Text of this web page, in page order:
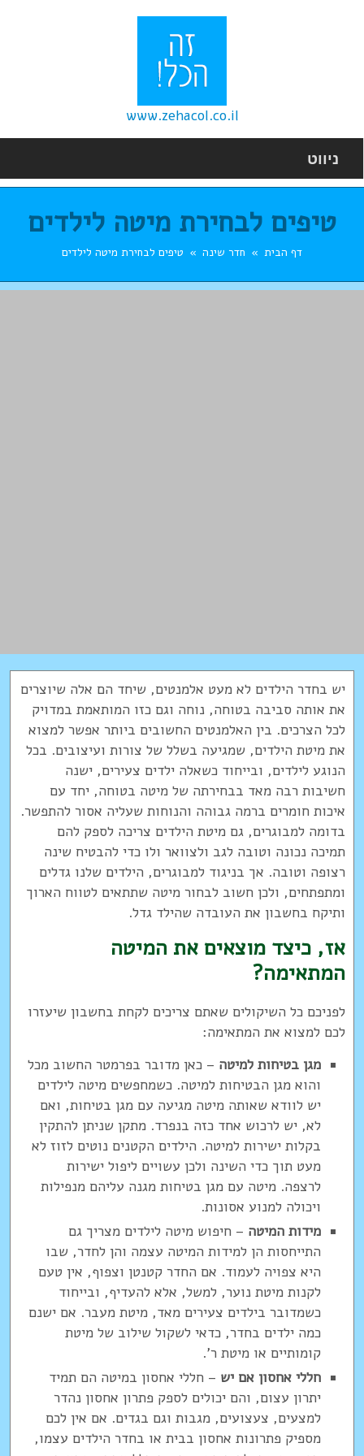
www.zehacol.co.il
ניווט
טיפים לבחירת מיטה לילדים
דף הבית חדר שינה טיפים לבחירת מיטה לילדים
יש בחדר הילדים לא מעט אלמנטים, שיחד הם אלה שיוצרים
את אותה סביבה בטוחה, נוחה וגם כזו המותאמת במדויק
לכל הצרכים. בין האלמנטים החשובים ביותר אפשר למצוא
את מיטת הילדים, שמגיעה בשלל של צורות ועיצובים. בכל
הנוגע לילדים, ובייחוד כשאלה ילדים צעירים, ישנה
חשיבות רבה מאד בבחירתה של מיטה בטוחה, יחד עם
איכות חומרים ברמה גבוהה והנוחות שעליה אסור להתפשר.
בדומה למבוגרים, גם מיטת הילדים צריכה לספק להם
תמיכה נכונה וטובה לגב ולצוואר ולו כדי להבטיח שינה
רצופה וטובה. אך בניגוד למבוגרים, הילדים שלנו גדלים
ומתפתחים, ולכן חשוב לבחור מיטה שתתאים לטווח הארוך
ותיקח בחשבון את העובדה שהילד גדל.
אז, כיצד מוצאים את המיטה
המתאימה?
לפניכם כל השיקולים שאתם צריכים לקחת בחשבון שיעזרו
לכם למצוא את המתאימה:
מגן בטיחות למיטה – כאן מדובר בפרמטר החשוב מכל
והוא מגן הבטיחות למיטה. כשמחפשים מיטה לילדים
יש לוודא שאותה מיטה מגיעה עם מגן בטיחות, ואם
לא, יש לרכוש אחד כזה בנפרד. מתקן שניתן להתקין
בקלות ישירות למיטה. הילדים הקטנים נוטים לזוז לא
מעט תוך כדי השינה ולכן עשויים ליפול ישירות
לרצפה. מיטה עם מגן בטיחות מגנה עליהם מנפילות
ויכולה למנוע אסונות.
מידות המיטה– חיפוש מיטה לילדים מצריך גם
התייחסות הן למידות המיטה עצמה והן לחדר, שבו
היא צפויה לעמוד. אם החדר קטנטן וצפוף, אין טעם
לקנות מיטת נוער, למשל, אלא להעדיף, ובייחוד
כשמדובר בילדים צעירים מאד, מיטת מעבר. אם ישנם
כמה ילדים בחדר, כדאי לשקול שילוב של מיטת
קומותיים או מיטת ר'.
חללי אחסון אם יש – חללי אחסון במיטה הם תמיד
יתרון עצום, והם יכולים לספק פתרון אחסון נהדר
למצעים, צעצועים, מגבות וגם בגדים. אם אין לכם
מספיק פתרונות אחסון בבית או בחדר הילדים עצמו,